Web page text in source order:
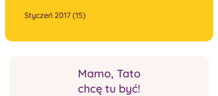
Styczeń 2017 (15)
Mamo, Tato
chcę tu być!